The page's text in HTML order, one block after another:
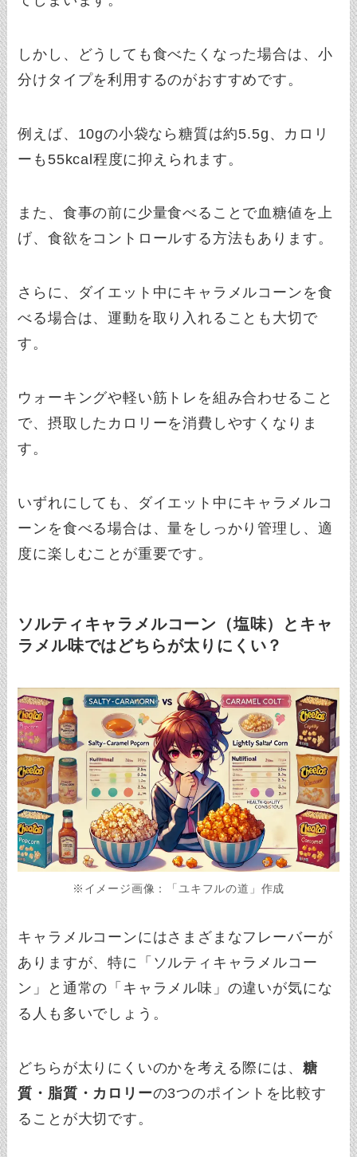
しかし、どうしても食べたくなった場合は、小
分けタイプを利用するのがおすすめです。
例えば、10gの小袋なら糖質は約5.5g、カロリ
ーも55kcal程度に抑えられます。
また、食事の前に少量食べることで血糖値を上
げ、食欲をコントロールする方法もあります。
さらに、ダイエット中にキャラメルコーンを食
べる場合は、運動を取り入れることも大切で
す。
ウォーキングや軽い筋トレを組み合わせること
で、摂取したカロリーを消費しやすくなりま
す。
いずれにしても、ダイエット中にキャラメルコ
ーンを食べる場合は、量をしっかり管理し、適
度に楽しむことが重要です。
ソルティキャラメルコーン（塩味）とキャ
ラメル味ではどちらが太りにくい？
※イメージ画像：「ユキフルの道」作成
キャラメルコーンにはさまざまなフレーバーが
ありますが、特に「ソルティキャラメルコー
ン」と通常の「キャラメル味」の違いが気にな
る人も多いでしょう。
どちらが太りにくいのかを考える際には、 糖
質・脂質・カロリーの3つのポイントを比較す
ることが大切です。